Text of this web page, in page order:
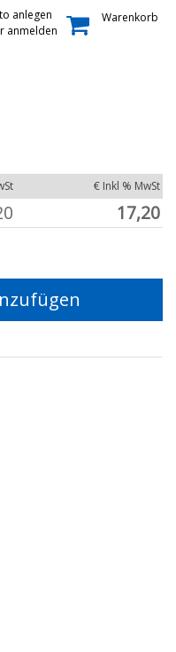
anlegen
anmelden
Warenkorb
€ Inkl % MwSt
17,20